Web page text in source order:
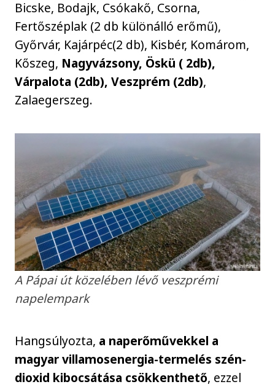
Bicske, Bodajk, Csókakő, Csorna,
Fertőszéplak (2 db különálló erőmű),
Győrvár, Kajárpéc(2 db), Kisbér, Komárom,
Kőszeg, Nagyvázsony, Öskü ( 2db),
Várpalota (2db), Veszprém (2db),
Zalaegerszeg.
A Pápai út közelében lévő veszprémi
napelempark
Hangsúlyozta, a naperőművekkel a
magyar villamosenergia-termelés szén-
dioxid kibocsátása csökkenthető, ezzel